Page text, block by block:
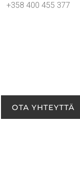
+358 400 455 377
OTA YHTEYT­TÄ